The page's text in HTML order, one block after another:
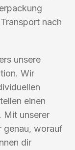
nach
unsere
Wir
einen
Mit unserer
genau, worauf
dir